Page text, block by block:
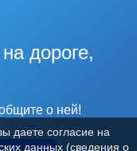
дороге,
о ней!
даете согласие на
данных (сведения о